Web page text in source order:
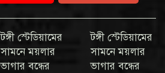
টঙ্গী স্টেডিয়ামের
সামনে ময়লার
ভাগার বন্ধের
টঙ্গী স্টেডিয়ামের
সামনে ময়লার
ভাগার বন্ধের